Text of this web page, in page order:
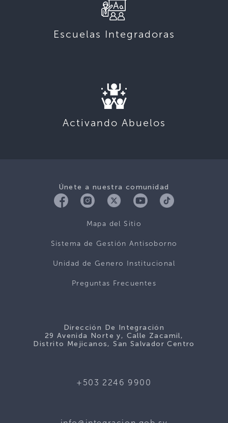
Escuelas Integradoras
Activando Abuelos
Únete a nuestra comunidad
Mapa del Sitio
Sistema de Gestión Antisoborno
Unidad de Genero Institucional
Preguntas Frecuentes
Dirección De Integración
29 Avenida Norte y, Calle Zacamil,
Distrito Mejicanos, San Salvador Centro
+503 2246 9900